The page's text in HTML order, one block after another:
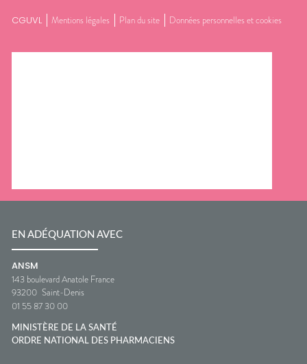
CGUVL Mentions légales Plan du site Données personnelles et cookies
EN ADÉQUATION AVEC
ANSM
143 boulevard Anatole France
93200 Saint-Denis
01 55 87 30 00
MINISTÈRE DE LA SANTÉ
ORDRE NATIONAL DES PHARMACIENS